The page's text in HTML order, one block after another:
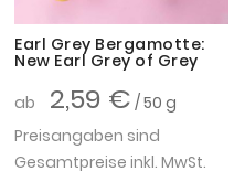
Earl Grey Bergamotte:
New Earl Grey of Grey
ab
2,59 € / 50 g
Preisangaben sind
Gesamtpreise inkl. MwSt.